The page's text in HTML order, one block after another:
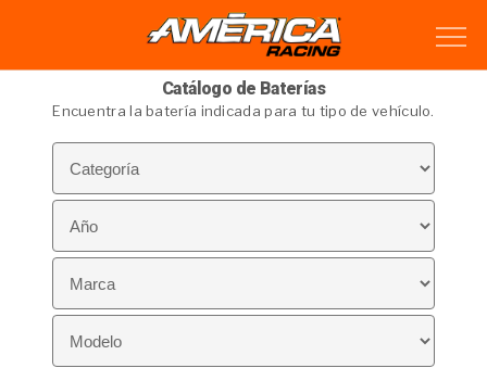
Catálogo de Baterías
Encuentra la batería indicada para tu tipo de vehículo.